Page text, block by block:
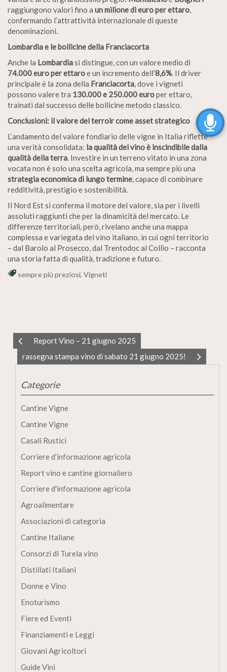
raggiungono valori fino a un milione di euro per ettaro,
confermando l’attrattività internazionale di queste
denominazioni.
Lombardia e le bollicine della Franciacorta
Anche la Lombardiasi distingue, con un valore medio di
74.000 euro per ettaroe un incremento dell’8,6%. Il driver
principale è la zona della Franciacorta, dove i vigneti
possono valere tra 130.000 e 250.000 europer ettaro,
trainati dal successo delle bollicine metodo classico.
Conclusioni: il valore del terroir come asset strategico
L’andamento del valore fondiario delle vigne in Italia riflette
una verità consolidata: la qualità del vino è inscindibile dalla
qualità della terra. Investire in un terreno vitato in una zona
vocata non è solo una scelta agricola, ma sempre più una
strategia economica di lungo termine, capace di combinare
redditività, prestigio e sostenibilità.
Il Nord Est si conferma il motore del valore, sia per i livelli
assoluti raggiunti che per la dinamicità del mercato. Le
differenze territoriali, però, rivelano anche una mappa
complessa e variegata del vino italiano, in cui ogni territorio
– dal Barolo al Prosecco, dal Trentodoc al Collio – racconta
una storia fatta di qualità, tradizione e futuro.
sempre più preziosi, Vigneti
Report Vino – 21 giugno 2025
rassegna stampa vino di sabato 21 giugno 2025!
Categorie
Cantine Vigne
Cantine Vigne
Casali Rustici
Corriere d’informazione agricola
Report vino e cantine giornaliero
Corriere d'informazione agricola
Agroalimentare
Associazioni di categoria
Cantine Italiane
Consorzi di Turela vino
Distillati Italiani
Donne e Vino
Enoturismo
Fiere ed Eventi
Finanziamenti e Leggi
Giovani Agricoltori
Guide Vini